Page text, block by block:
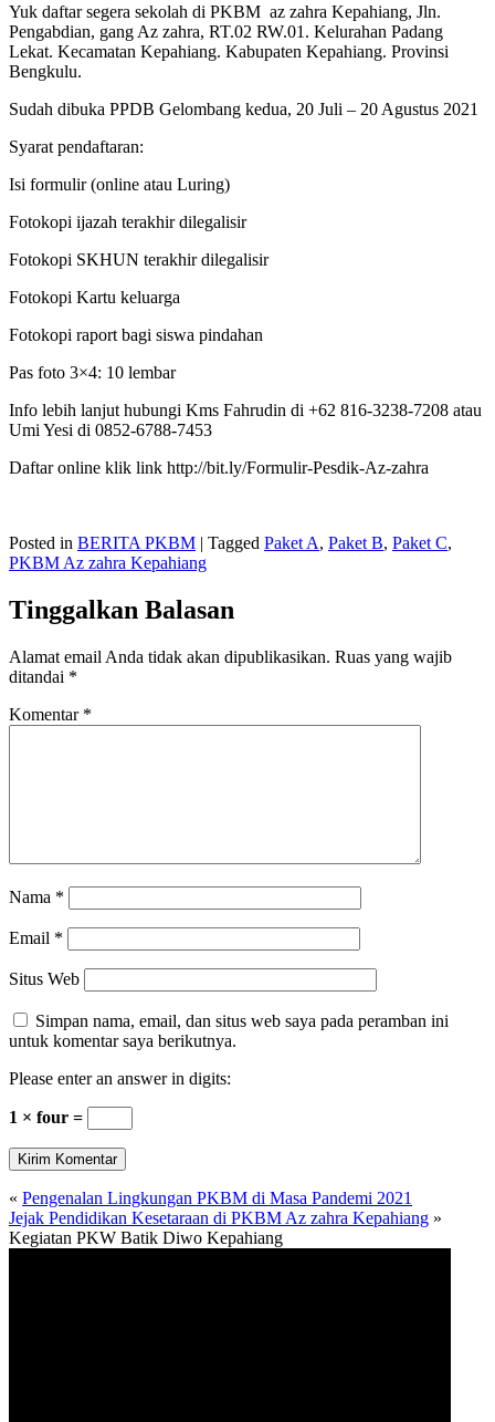
Yuk daftar segera sekolah di PKBM az zahra Kepahiang, Jln.
Pengabdian, gang Az zahra, RT.02 RW.01. Kelurahan Padang
Lekat. Kecamatan Kepahiang. Kabupaten Kepahiang. Provinsi
Bengkulu.
Sudah dibuka PPDB Gelombang kedua, 20 Juli – 20 Agustus 2021
Syarat pendaftaran:
Isi formulir (online atau Luring)
Fotokopi ijazah terakhir dilegalisir
Fotokopi SKHUN terakhir dilegalisir
Fotokopi Kartu keluarga
Fotokopi raport bagi siswa pindahan
Pas foto 3×4: 10 lembar
Info lebih lanjut hubungi Kms Fahrudin di +62 816-3238-7208 atau
Umi Yesi di 0852-6788-7453
Daftar online klik link http://bit.ly/Formulir-Pesdik-Az-zahra
Posted in BERITA PKBM | Tagged Paket A, Paket B, Paket C,
PKBM Az zahra Kepahiang
Tinggalkan Balasan
Alamat email Anda tidak akan dipublikasikan. Ruas yang wajib
ditandai *
Komentar *
Nama *
Email *
Situs Web
Simpan nama, email, dan situs web saya pada peramban ini
untuk komentar saya berikutnya.
Please enter an answer in digits:
1 × four =
« Pengenalan Lingkungan PKBM di Masa Pandemi 2021
Jejak Pendidikan Kesetaraan di PKBM Az zahra Kepahiang »
Kegiatan PKW Batik Diwo Kepahiang